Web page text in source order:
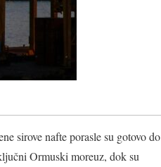
sirove nafte porasle su gotovo do
Ormuski moreuz, dok su